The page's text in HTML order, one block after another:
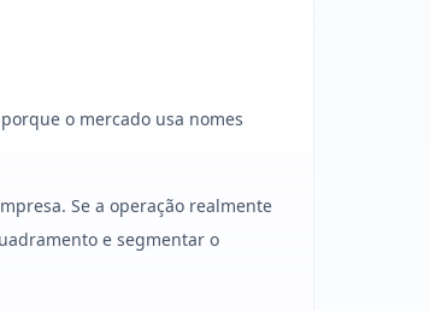
o mercado usa nomes
Se a operação realmente
e segmentar o